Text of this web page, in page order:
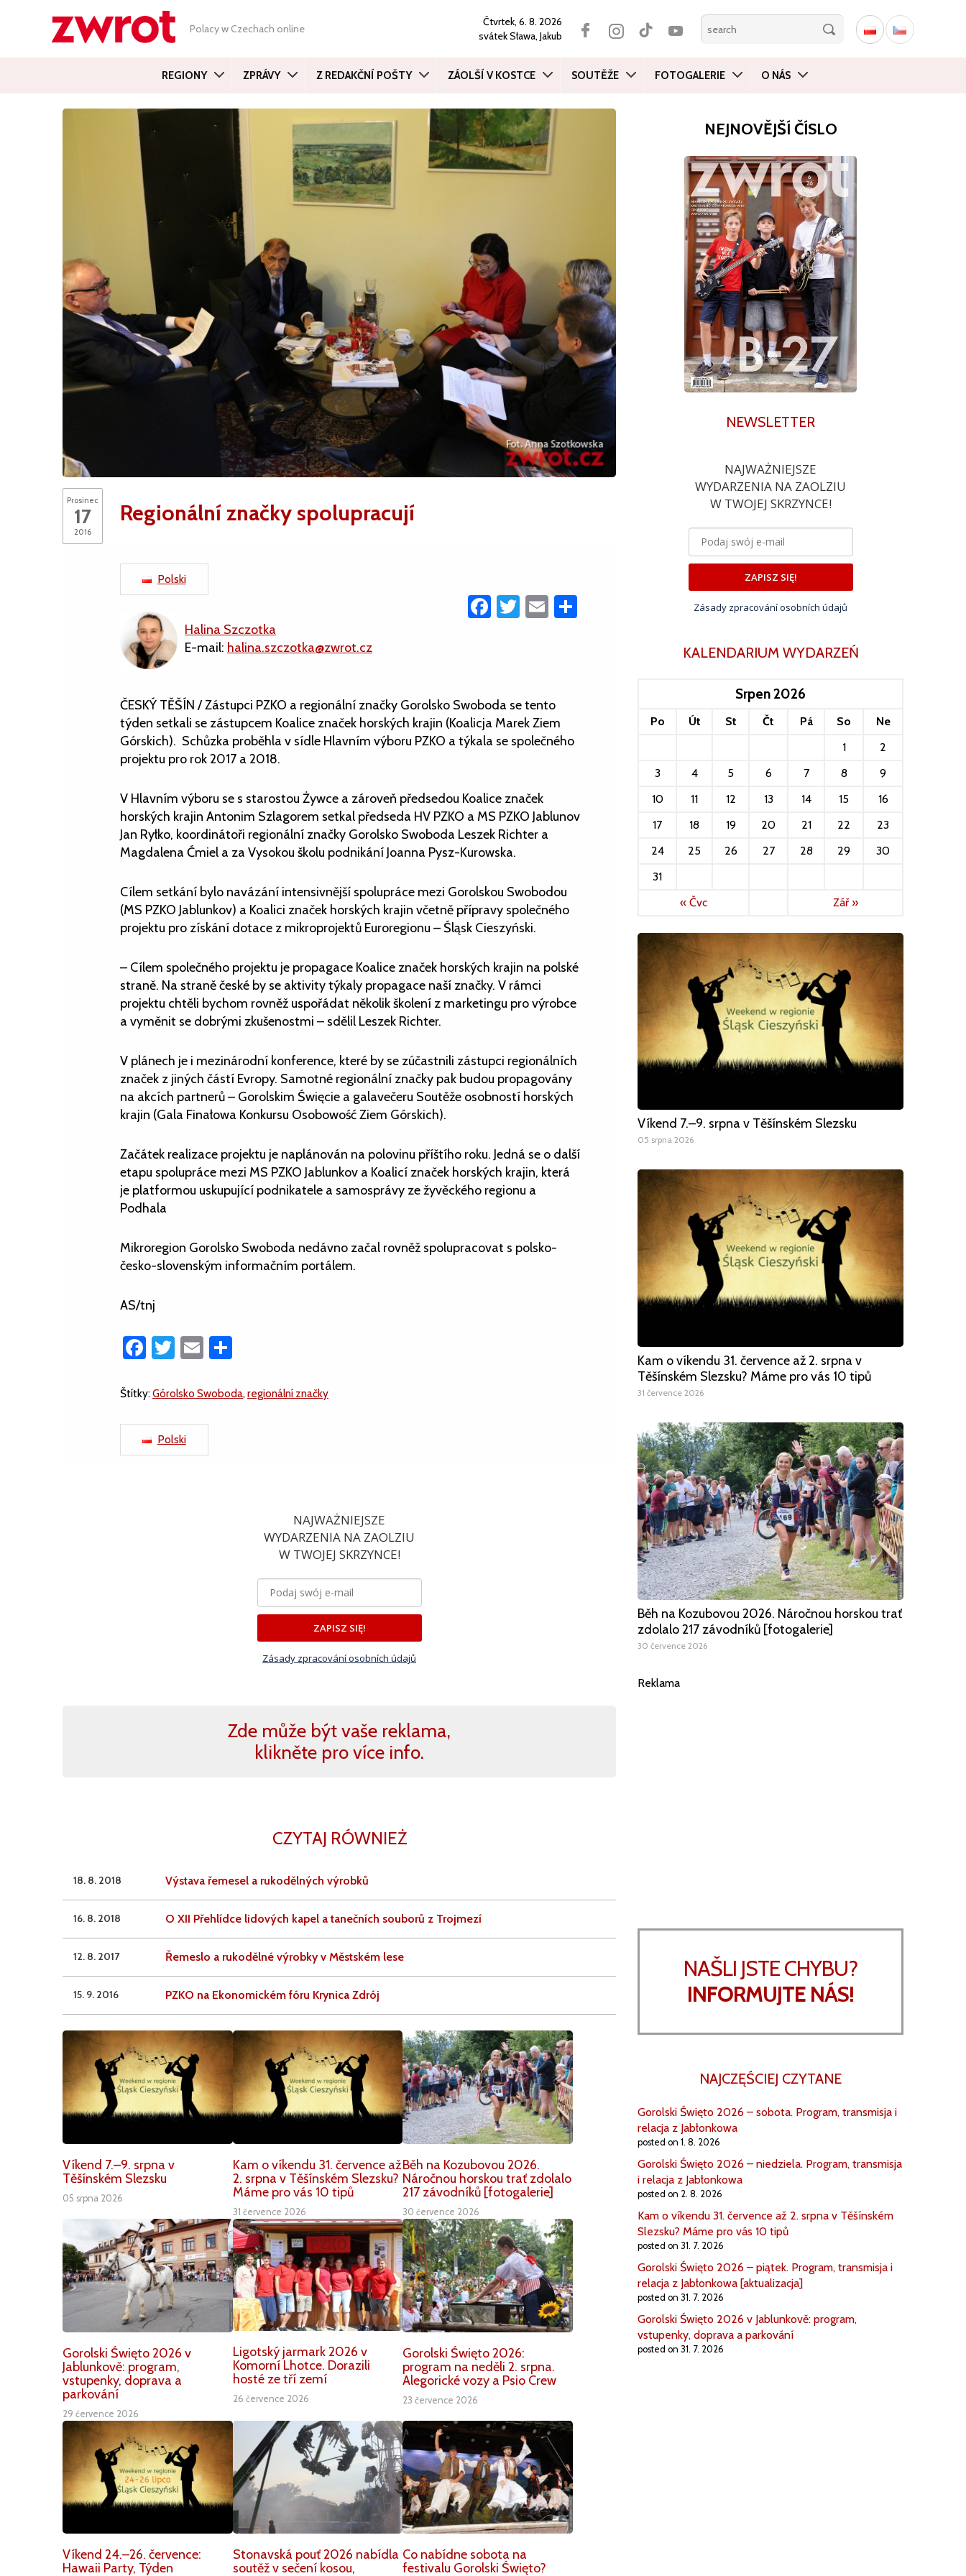
Polacy w Czechach online
Čtvrtek, 6. 8. 2026
svátekSława, Jakub
REGIONY ZPRÁVY Z REDAKČNÍ POŠTY ZÁOLŠÍ V KOSTCE SOUTĚŽE FOTOGALERIE O NÁS
Prosinec
17
2016
Regionální značky spolupracují
Polski
Halina Szczotka
E-mail: halina.szczotka@zwrot.cz
Facebook
Twitter
Email
ČESKÝ TĚŠÍN / Zástupci PZKO a regionální značky Gorolsko Swoboda se tento
týden setkali se zástupcem Koalice značek horských krajin (Koalicja Marek Ziem
Górskich). Schůzka proběhla v sídle Hlavním výboru PZKO a týkala se společného
projektu pro rok 2017 a 2018.
V Hlavním výboru se s starostou Żywce a zároveň předsedou Koalice značek
horských krajin Antonim Szlagorem setkal předseda HV PZKO a MS PZKO Jablunov
Jan Ryłko, koordinátoři regionální značky Gorolsko Swoboda Leszek Richter a
Magdalena Ćmiel a za Vysokou školu podnikání Joanna Pysz-Kurowska.
Cílem setkání bylo navázání intensivnější spolupráce mezi Gorolskou Swobodou
(MS PZKO Jablunkov) a Koalici značek horských krajin včetně přípravy společného
projektu pro získání dotace z mikroprojektů Euroregionu – Śląsk Cieszyński.
– Cílem společného projektu je propagace Koalice značek horských krajin na polské
straně. Na straně české by se aktivity týkaly propagace naší značky. V rámci
projektu chtěli bychom rovněž uspořádat několik školení z marketingu pro výrobce
a vyměnit se dobrými zkušenostmi – sdělil Leszek Richter.
V plánech je i mezinárodní konference, které by se zúčastnili zástupci regionálních
značek z jiných částí Evropy. Samotné regionální značky pak budou propagovány
na akcích partnerů – Gorolskim Święcie a galavečeru Soutěže osobností horských
krajin (Gala Finałowa Konkursu Osobowość Ziem Górskich).
Začátek realizace projektu je naplánován na polovinu příštího roku. Jedná se o další
etapu spolupráce mezi MS PZKO Jablunkov a Koalicí značek horských krajin, která
je platformou uskupující podnikatele a samosprávy ze žyvěckého regionu a
Podhala
Mikroregion Gorolsko Swoboda nedávno začal rovněž spolupracovat s polsko-
česko-slovenským informačním portálem.
AS/tnj
Facebook
Twitter
Email
Štítky:Górolsko Swoboda,regionální značky
Polski
NAJWAŻNIEJSZE
WYDARZENIA NA ZAOLZIU
W TWOJEJ SKRZYNCE!
ZAPISZ SIĘ!
Zásady zpracování osobních údajů
Zde může být vaše reklama,
klikněte pro více info.
CZYTAJ RÓWNIEŻ
18. 8. 2018 Výstava řemesel a rukodělných výrobků
16. 8. 2018 O XII Přehlídce lidových kapel a tanečních souborů z Trojmezí
12. 8. 2017 Řemeslo a rukodělné výrobky v Městském lese
15. 9. 2016 PZKO na Ekonomickém fóru Krynica Zdrój
Víkend 7.–9. srpna v
Těšínském Slezsku
05 srpna 2026
Kam o víkendu 31. července až
2. srpna v Těšínském Slezsku?
Máme pro vás 10 tipů
31 července 2026
Běh na Kozubovou 2026.
Náročnou horskou trať zdolalo
217 závodníků [fotogalerie]
30 července 2026
Gorolski Święto 2026 v
Jablunkově: program,
vstupenky, doprava a
parkování
29 července 2026
Ligotský jarmark 2026 v
Komorní Lhotce. Dorazili
hosté ze tří zemí
26 července 2026
Gorolski Święto 2026:
program na neděli 2. srpna.
Alegorické vozy a Psio Crew
23 července 2026
Víkend 24.–26. července:
Hawaii Party, Týden
Stonavská pouť 2026 nabídla
soutěž v sečení kosou,
Co nabídne sobota na
festivalu Gorolski Święto?
NEJNOVĚJŠÍ ČÍSLO
NEWSLETTER
NAJWAŻNIEJSZE
WYDARZENIA NA ZAOLZIU
W TWOJEJ SKRZYNCE!
ZAPISZ SIĘ!
Zásady zpracování osobních údajů
KALENDARIUM WYDARZEŃ
Srpen 2026
Po Út St Čt Pá So
Ne
1
2
3
4 5 6 7 8
9
10
11 12 13 14 15
16
17
18 19 20 21 22
23
24
25 26 27 28 29
30
31
« Čvc
Zář »
Víkend 7.–9. srpna v Těšínském Slezsku
05 srpna 2026
Kam o víkendu 31. července až 2. srpna v
Těšínském Slezsku? Máme pro vás 10 tipů
31 července 2026
Běh na Kozubovou 2026. Náročnou horskou trať
zdolalo 217 závodníků [fotogalerie]
30 července 2026
Reklama
NAŠLI JSTE CHYBU?
INFORMUJTE NÁS!
NAJCZĘŚCIEJ CZYTANE
Gorolski Święto 2026 – sobota. Program, transmisja i
relacja z Jabłonkowa
posted on 1. 8. 2026
Gorolski Święto 2026 – niedziela. Program, transmisja
i relacja z Jabłonkowa
posted on 2. 8. 2026
Kam o víkendu 31. července až 2. srpna v Těšínském
Slezsku? Máme pro vás 10 tipů
posted on 31. 7. 2026
Gorolski Święto 2026 – piątek. Program, transmisja i
relacja z Jabłonkowa [aktualizacja]
posted on 31. 7. 2026
Gorolski Święto 2026 v Jablunkově: program,
vstupenky, doprava a parkování
posted on 31. 7. 2026